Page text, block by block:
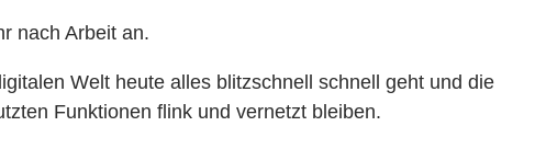
nach Arbeit an.
Welt heute alles blitzschnell schnell geht und die
Funktionen flink und vernetzt bleiben.